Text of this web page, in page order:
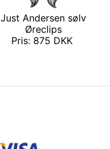
Just Andersen sølv
Øreclips
Pris: 875 DKK